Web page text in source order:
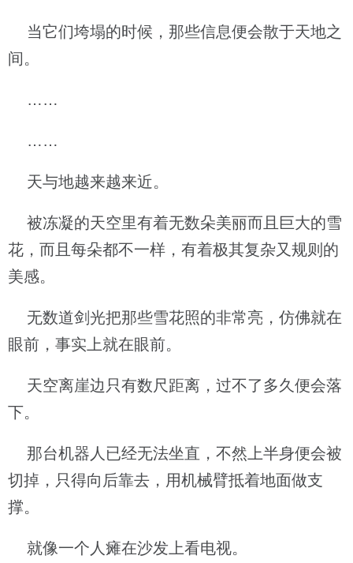
当它们垮塌的时候，那些信息便会散于天地之
间。
……
……
天与地越来越来近。
被冻凝的天空里有着无数朵美丽而且巨大的雪
花，而且每朵都不一样，有着极其复杂又规则的
美感。
无数道剑光把那些雪花照的非常亮，仿佛就在
眼前，事实上就在眼前。
天空离崖边只有数尺距离，过不了多久便会落
下。
那台机器人已经无法坐直，不然上半身便会被
切掉，只得向后靠去，用机械臂抵着地面做支
撑。
就像一个人瘫在沙发上看电视。